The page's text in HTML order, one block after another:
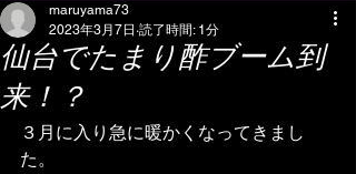
仙台でたまり酢ブーム到
来！？
maruyama73
2023年3月7日 読了時間: 1分
３月に入り急に暖かくなってきまし
た。